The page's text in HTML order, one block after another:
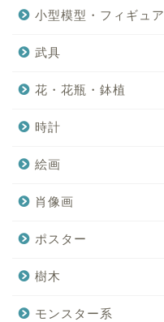
小型模型・フィギュア
武具
花・花瓶・鉢植
時計
絵画
肖像画
ポスター
樹木
モンスター系